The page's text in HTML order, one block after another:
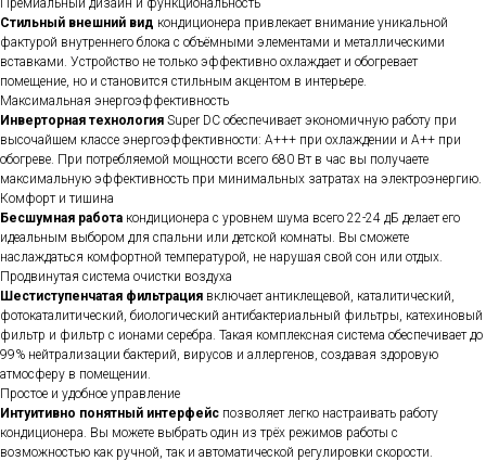
Премиальный дизайн и функциональность
Стильный внешний вид кондиционера привлекает внимание уникальной
фактурой внутреннего блока с объёмными элементами и металлическими
вставками. Устройство не только эффективно охлаждает и обогревает
помещение, но и становится стильным акцентом в интерьере.
Максимальная энергоэффективность
Инверторная технология Super DC обеспечивает экономичную работу при
высочайшем классе энергоэффективности: A+++ при охлаждении и A++ при
обогреве. При потребляемой мощности всего 680 Вт в час вы получаете
максимальную эффективность при минимальных затратах на электроэнергию.
Комфорт и тишина
Бесшумная работа кондиционера с уровнем шума всего 22-24 дБ делает его
идеальным выбором для спальни или детской комнаты. Вы сможете
наслаждаться комфортной температурой, не нарушая свой сон или отдых.
Продвинутая система очистки воздуха
Шестиступенчатая фильтрация включает антиклещевой, каталитический,
фотокаталитический, биологический антибактериальный фильтры, катехиновый
фильтр и фильтр с ионами серебра. Такая комплексная система обеспечивает до
99% нейтрализации бактерий, вирусов и аллергенов, создавая здоровую
атмосферу в помещении.
Простое и удобное управление
Интуитивно понятный интерфейс позволяет легко настраивать работу
кондиционера. Вы можете выбрать один из трёх режимов работы с
возможностью как ручной, так и автоматической регулировки скорости.